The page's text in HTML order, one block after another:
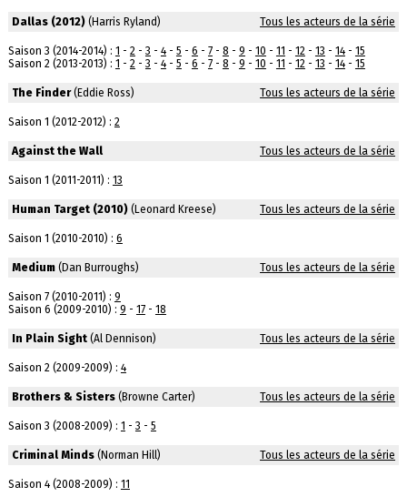
Dallas (2012)(Harris Ryland) Tous les acteurs de la série
Saison 3 (2014-2014) : 1 - 2- 3 - 4- 5 - 6 - 7- 8 - 9 - 10 - 11 - 12- 13 - 14- 15
Saison 2 (2013-2013) : 1 - 2- 3 - 4- 5 - 6 - 7- 8 - 9 - 10 - 11 - 12- 13 - 14- 15
The Finder(Eddie Ross) Tous les acteurs de la série
Saison 1 (2012-2012) : 2
Against the Wall Tous les acteurs de la série
Saison 1 (2011-2011) : 13
Human Target (2010)(Leonard Kreese) Tous les acteurs de la série
Saison 1 (2010-2010) : 6
Medium(Dan Burroughs) Tous les acteurs de la série
Saison 7 (2010-2011) : 9
Saison 6 (2009-2010) : 9 - 17- 18
In Plain Sight(Al Dennison) Tous les acteurs de la série
Saison 2 (2009-2009) : 4
Brothers & Sisters(Browne Carter) Tous les acteurs de la série
Saison 3 (2008-2009) : 1 - 3 - 5
Criminal Minds(Norman Hill) Tous les acteurs de la série
Saison 4 (2008-2009) : 11